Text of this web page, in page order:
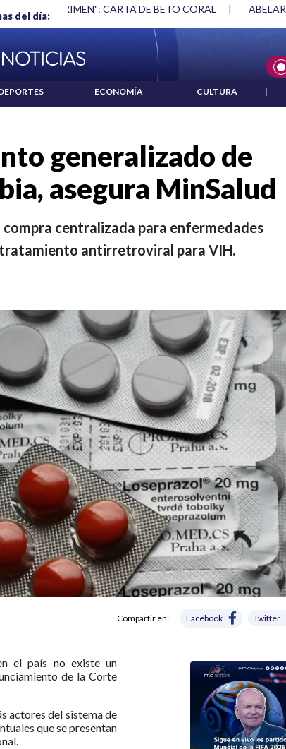
del día:
ABELARDO DE LA ESPRIELLA Y DMG |
| ECONOMÍA | CULTURA |
generalizado de
asegura MinSalud
centralizada para enfermedades
antirretroviral para VIH.
Compartir en: Facebook Twitter
el país no existe un
de la Corte
actores del sistema de
que se presentan